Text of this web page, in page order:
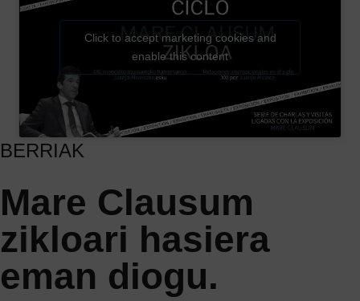
BERRIAK
Mare Clausum
zikloari hasiera
eman diogu.
Click to accept marketing cookies and
enable this content